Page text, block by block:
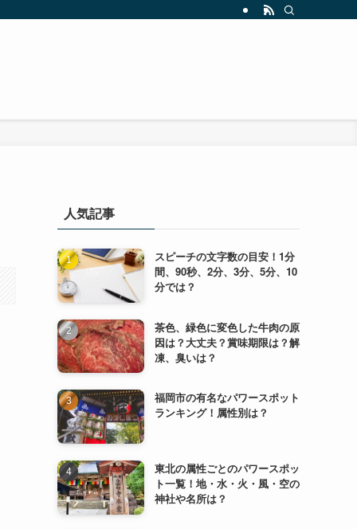
人気記事
スピーチの文字数の目安！1分
間、90秒、2分、3分、5分、10
分では？
茶色、緑色に変色した牛肉の原
因は？大丈夫？賞味期限は？解
凍、臭いは？
福岡市の有名なパワースポット
ランキング！属性別は？
東北の属性ごとのパワースポッ
ト一覧！地・水・火・風・空の
神社や名所は？